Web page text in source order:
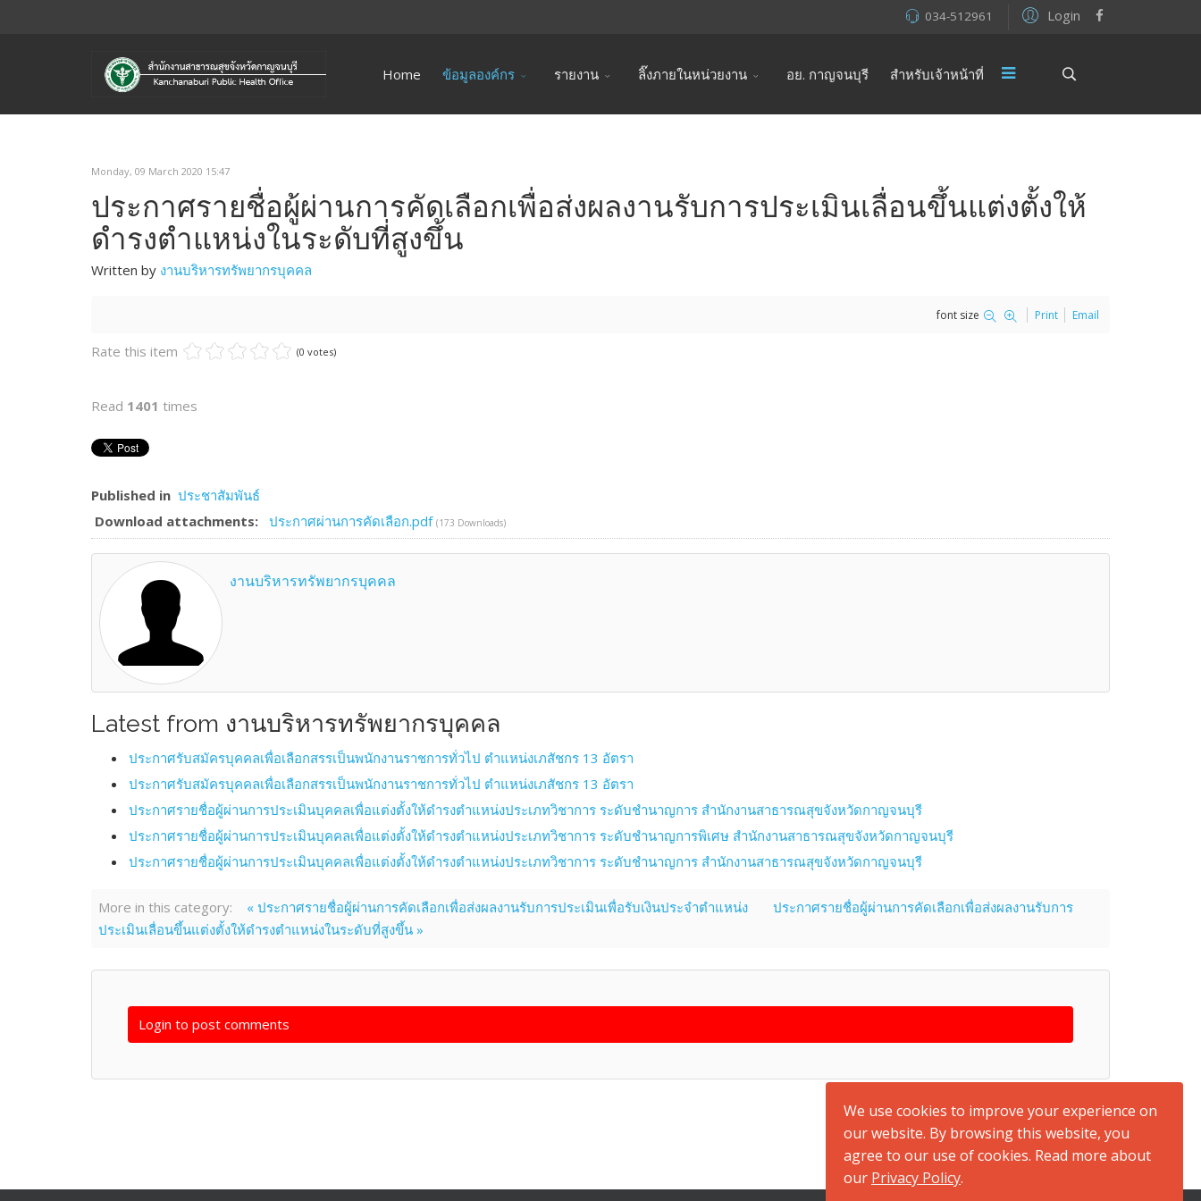
Login
034-512961
Home ข้อมูลองค์กร รายงาน ลิ๊งภายในหน่วยงาน อย. กาญจนบุรี สำหรับเจ้าหน้าที่
Monday, 09 March 2020 15:47
ประกาศรายชื่อผู้ผ่านการคัดเลือกเพื่อส่งผลงานรับการประเมินเลื่อนขึ้นแต่งตั้งให้
ดำรงตำแหน่งในระดับที่สูงขึ้น
Written by งานบริหารทรัพยากรบุคคล
font size Print Email
Rate this item (0 votes)
Read 1401 times
Published in ประชาสัมพันธ์
Download attachments: ประกาศผ่านการคัดเลือก.pdf (173 Downloads)
งานบริหารทรัพยากรบุคคล
Latest from งานบริหารทรัพยากรบุคคล
ประกาศรับสมัครบุคคลเพื่อเลือกสรรเป็นพนักงานราชการทั่วไป ตำแหน่งเภสัชกร 13 อัตรา
ประกาศรับสมัครบุคคลเพื่อเลือกสรรเป็นพนักงานราชการทั่วไป ตำแหน่งเภสัชกร 13 อัตรา
ประกาศรายชื่อผู้ผ่านการประเมินบุคคลเพื่อแต่งตั้งให้ดำรงตำแหน่งประเภทวิชาการ ระดับชำนาญการ สำนักงานสาธารณสุขจังหวัดกาญจนบุรี
ประกาศรายชื่อผู้ผ่านการประเมินบุคคลเพื่อแต่งตั้งให้ดำรงตำแหน่งประเภทวิชาการ ระดับชำนาญการพิเศษ สำนักงานสาธารณสุขจังหวัดกาญจนบุรี
ประกาศรายชื่อผู้ผ่านการประเมินบุคคลเพื่อแต่งตั้งให้ดำรงตำแหน่งประเภทวิชาการ ระดับชำนาญการ สำนักงานสาธารณสุขจังหวัดกาญจนบุรี
More in this category: « ประกาศรายชื่อผู้ผ่านการคัดเลือกเพื่อส่งผลงานรับการประเมินเพื่อรับเงินประจำตำแหน่ง
ประกาศรายชื่อผู้ผ่านการคัดเลือกเพื่อส่งผลงานรับการ
ประเมินเลื่อนขึ้นแต่งตั้งให้ดำรงตำแหน่งในระดับที่สูงขึ้น »
Login to post comments
We use cookies to improve your experience on
our website. By browsing this website, you
agree to our use of cookies. Read more about
our Privacy Policy.